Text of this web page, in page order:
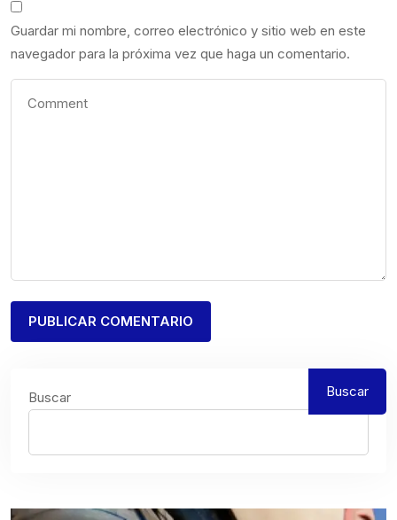
Guardar mi nombre, correo electrónico y sitio web en este
navegador para la próxima vez que haga un comentario.
Buscar Buscar